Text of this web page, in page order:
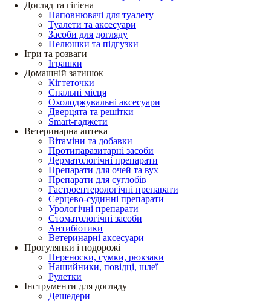
Догляд та гігієна
Наповнювачі для туалету
Туалети та аксесуари
Засоби для догляду
Пелюшки та підгузки
Ігри та розваги
Іграшки
Домашній затишок
Кігтеточки
Спальні місця
Охолоджувальні аксесуари
Дверцята та решітки
Smart-гаджети
Ветеринарна аптека
Вітаміни та добавки
Протипаразитарні засоби
Дерматологічні препарати
Препарати для очей та вух
Препарати для суглобів
Гастроентерологічні препарати
Серцево-судинні препарати
Урологічні препарати
Стоматологічні засоби
Антибіотики
Ветеринарні аксесуари
Прогулянки і подорожі
Переноски, сумки, рюкзаки
Нашийники, повідці, шлеї
Рулетки
Інструменти для догляду
Дешедери